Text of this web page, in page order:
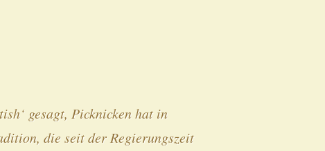
gesagt, Picknicken hat in
die seit der Regierungszeit